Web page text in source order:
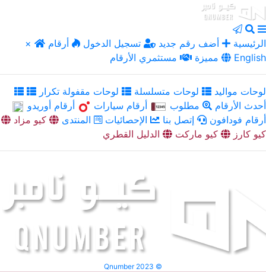
× الرئيسية أضف رقم جديد تسجيل الدخول
أرقام
مميزة
مستثمري الأرقام English
لوحات مواليد لوحات متسلسلة
لوحات مقفولة تكرار
أحدث الأرقام
مطلوب أرقام سيارات
أرقام أوريدو
أرقام فودافون
إتصل بنا الإحصائيات المنتدى
كيو مزاد
كيو كارز
كيو ماركت الدليل القطري
Qnumber 2023 ©